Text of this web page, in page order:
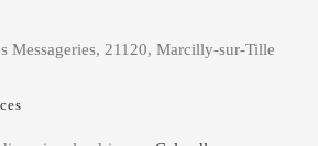
Messageries, 21120, Marcilly-sur-Tille